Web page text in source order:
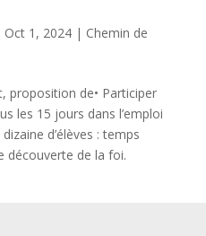
Oct 1, 2024| Chemin de
proposition de• Participer
les 15 jours dans l’emploi
d’élèves : temps
découverte de la foi.